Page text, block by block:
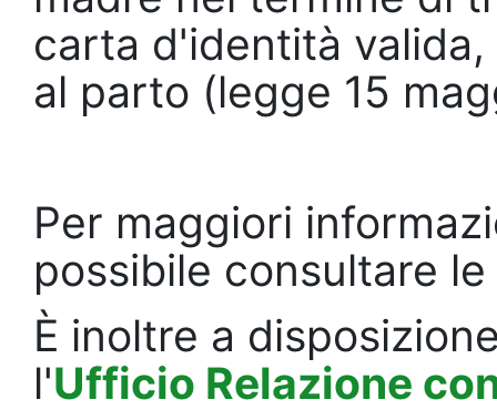
carta d'identità
al parto (legge 15
Per maggiori
possibile consultare
È inoltre a
l'Ufficio Relazione